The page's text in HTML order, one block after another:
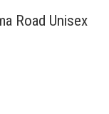
Road Unisex